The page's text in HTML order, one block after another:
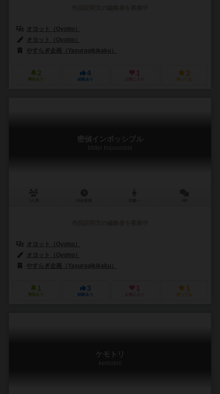
オヨット（Oyotto）
オヨット（Oyotto）
やすらぎ企画（Yasuragikikaku）
2
興味あり
4
経験あり
1
お気に入り
2
持ってる
密偵インポッシブル
Mittei Impossible
オヨット（Oyotto）
オヨット（Oyotto）
やすらぎ企画（Yasuragikikaku）
1
興味あり
3
経験あり
1
お気に入り
1
持ってる
ケモトリ
kemotori